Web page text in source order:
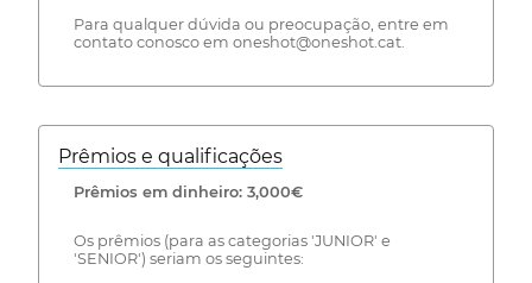
Para qualquer dúvida ou preocupação, entre em
contato conosco em oneshot@oneshot.cat.
Prêmios e qualificações
Prêmios em dinheiro: 3,000€
Os prêmios (para as categorias 'JUNIOR' e
'SENIOR') seriam os seguintes: